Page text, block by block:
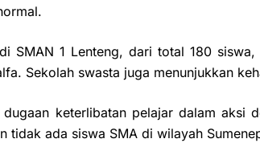
SMAN 1 Lenteng, dari total 180
Sekolah swasta juga menunjukkan
keterlibatan pelajar dalam aksi
tidak ada siswa SMA di wilayah